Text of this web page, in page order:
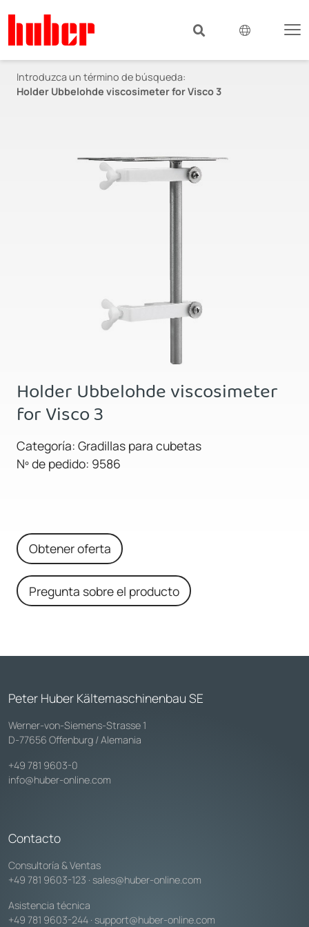
Introduzca un término de búsqueda:
Holder Ubbelohde viscosimeter for Visco 3
Holder Ubbelohde viscosimeter
for Visco 3
Categoría: Gradillas para cubetas
Nº de pedido: 9586
Obtener oferta
Pregunta sobre el producto
Peter Huber Kältemaschinenbau SE
Werner-von-Siemens-Strasse 1
D-77656 Offenburg / Alemania
+49 781 9603-0
info@huber-online.com
Contacto
Consultoría & Ventas
+49 781 9603-123 · sales@huber-online.com
Asistencia técnica
+49 781 9603-244 · support@huber-online.com